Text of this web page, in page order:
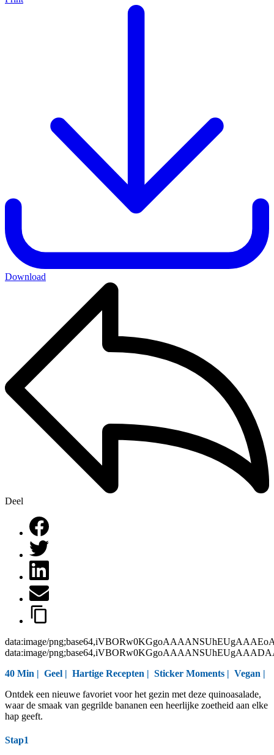
Download
Deel
data:image/
data:image/
40 Min | Geel | Hartige Recepten | Sticker Moments | Vegan |
Ontdek een nieuwe favoriet voor het gezin met deze quinoasalade,
waar de smaak van gegrilde bananen een heerlijke zoetheid aan elke
hap geeft.
Stap1